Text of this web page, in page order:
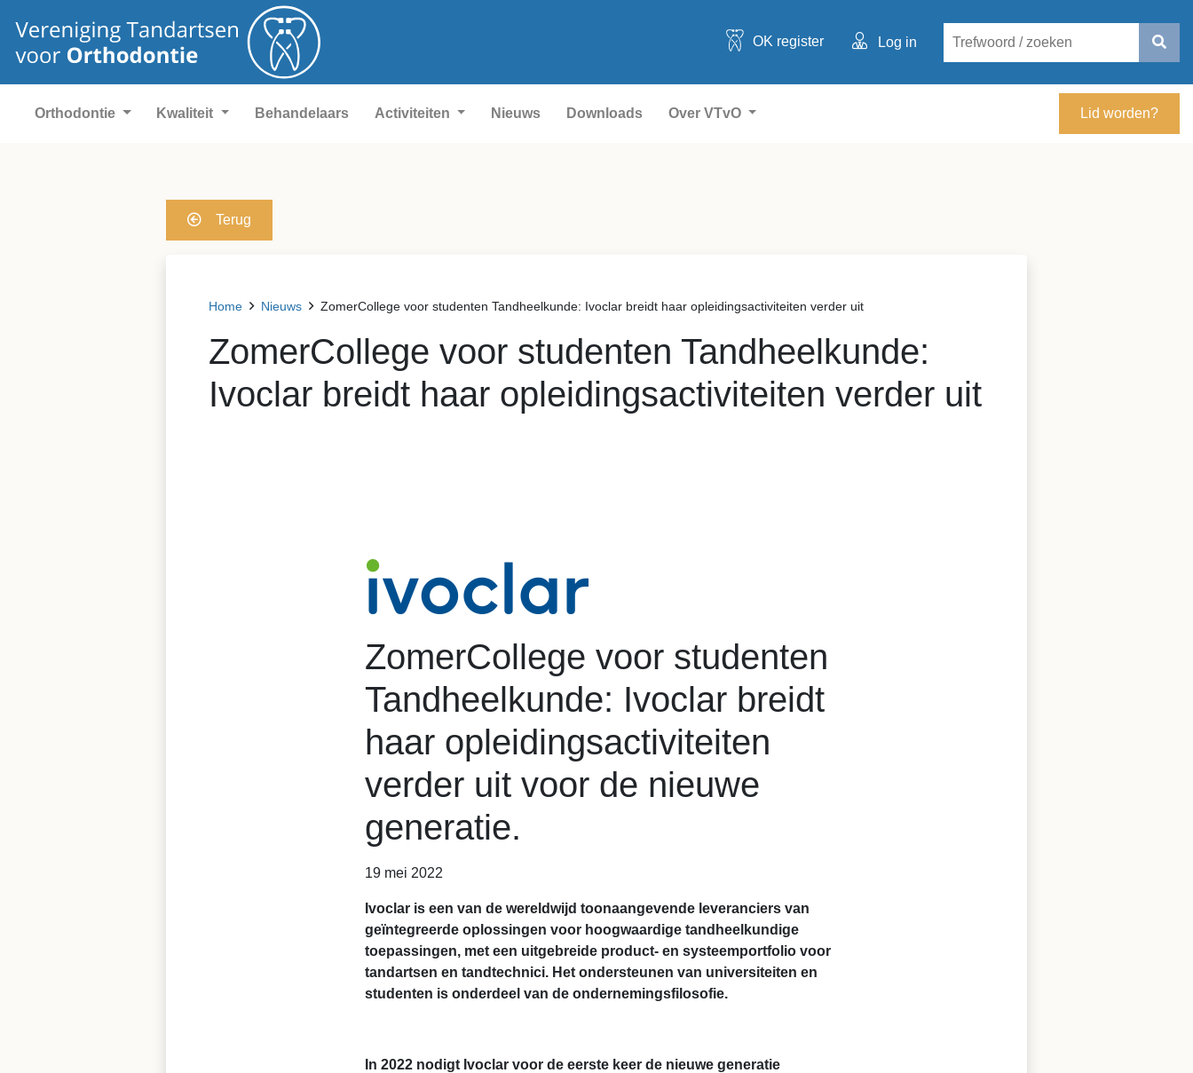
OK register Log in
Orthodontie Kwaliteit Behandelaars Activiteiten Nieuws Downloads Over VTvO Lid worden?
Terug
Home Nieuws ZomerCollege voor studenten Tandheelkunde: Ivoclar breidt haar opleidingsactiviteiten verder uit
ZomerCollege voor studenten Tandheelkunde:
Ivoclar breidt haar opleidingsactiviteiten verder uit
ZomerCollege voor studenten
Tandheelkunde: Ivoclar breidt
haar opleidingsactiviteiten
verder uit voor de nieuwe
generatie.
19 mei 2022
Ivoclar is een van de wereldwijd toonaangevende leveranciers van
geïntegreerde oplossingen voor hoogwaardige tandheelkundige
toepassingen, met een uitgebreide product- en systeemportfolio voor
tandartsen en tandtechnici. Het ondersteunen van universiteiten en
studenten is onderdeel van de ondernemingsfilosofie.
In 2022 nodigt Ivoclar voor de eerste keer de nieuwe generatie